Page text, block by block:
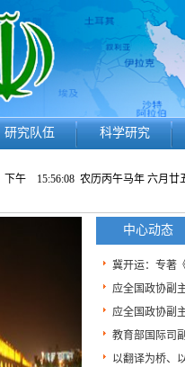
研究队伍 科学研究
下午 15:56:09 农历丙午马年 六月
中心动态
冀开运：专著
应全国政协副
应全国政协副
教育部国际司
以翻译为桥、